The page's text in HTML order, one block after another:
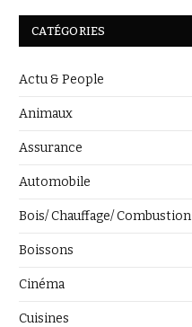
CATÉGORIES
Actu & People
Animaux
Assurance
Automobile
Bois/ Chauffage/ Combustion
Boissons
Cinéma
Cuisines